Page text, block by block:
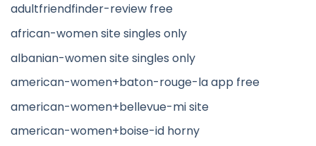
adultfriendfinder-review free
african-women site singles only
albanian-women site singles only
american-women+baton-rouge-la app free
american-women+bellevue-mi site
american-women+boise-id horny